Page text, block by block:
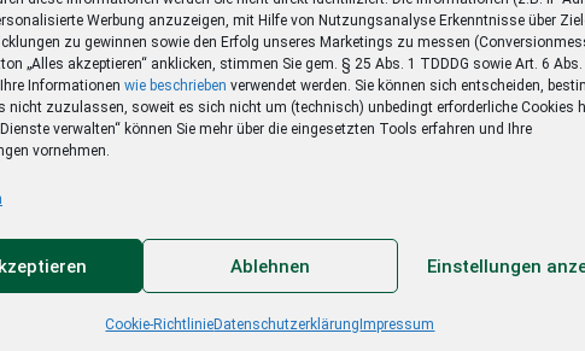
Werbung anzuzeigen, mit Hilfe von Nutzungsanalyse Erkenntnisse über
zu gewinnen sowie den Erfolg unseres Marketings zu messen
„Alles akzeptieren“ anklicken, stimmen Sie gem. § 25 Abs. 1 TDDDG sowie Art. 6
Informationen wie beschrieben verwendet werden. Sie können sich entscheiden,
nicht zuzulassen, soweit es sich nicht um (technisch) unbedingt erforderliche Cookies
verwalten“ können Sie mehr über die eingesetzten Tools erfahren und Ihre
vornehmen.
Ablehnen Einstellungen
Cookie-RichtlinieDatenschutzerklärung Impressum
Bereich
Fragen zu Ihrem
nutzen
Umzug melden?
Service
Zustell-Information
Ihre gedruckte Tageszeitung
Entdecken Sie unseren
Zustellservice.
Zustellservice